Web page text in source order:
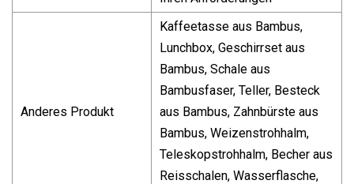
Anderes Produkt
Kaffeetasse aus Bambus,
Lunchbox, Geschirrset aus
Bambus, Schale aus
Bambusfaser, Teller, Besteck
aus Bambus, Zahnbürste aus
Bambus, Weizenstrohhalm,
Teleskopstrohhalm, Becher aus
Reisschalen, Wasserflasche,